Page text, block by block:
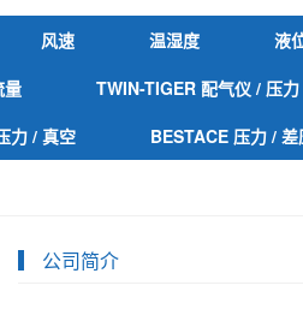
风速 温湿度 液
量 TWIN-TIGER 配气仪 / 压
力 / 真空
BESTACE 压力 /
公司简介